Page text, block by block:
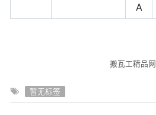
A
搬瓦工精品网
暂无标签